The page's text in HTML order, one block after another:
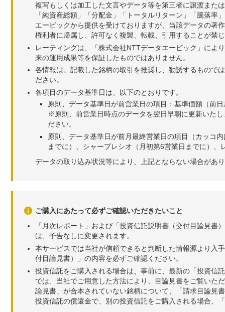
複写もしくは加工した文言やデータ等を第三者に譲渡また
「純資産総額」「分配金」「トータルリターン」「騰落
エービックから提供を受けておりますが、当該データの著
権利者に帰属し、許可なく複製、転載、引用することが禁
レーティングは、「株式会社NTTデータエービック」によ
来の運用成果等を保証したものではありません。
各情報は、記載した銘柄の取引を推奨し、勧誘するもので
ださい。
各項目のデータ基準日は、以下のとおりです。
原則、データ基準日が前営業日の項目：基準価額（前
※原則、前営業日時点のデータを翌日早朝に更新いた
ださい。
原則、データ基準日が前月最終営業日の項目（カッコ
までに）、シャープレシオ（月初第6営業日までに）
データの取り込み状況等により、上記とならない場合があ
ご購入にあたって必ずご確認いただきたいこと
「月次レポート」および「投資信託説明書（交付目論見
は、予告なしに変更されます。
本サービスでは当社が信頼できると判断した情報源より入
付目論見書）」の内容を必ずご確認ください。
投資信託をご購入される場合は、事前に、最新の「投資信
では、当社でご用意した方法により、目論見書をご覧いた
論見書」が合本されていない銘柄について、「請求目論見
投資信託の償還金で、別の投資信託をご購入される場合、